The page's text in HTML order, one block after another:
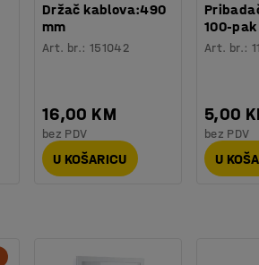
Držač kablova:490
mm
Art. br.: 151042
16,00 KM
bez PDV
U KOŠARICU
100-pak
Art. br.:
5,00
bez PDV
U